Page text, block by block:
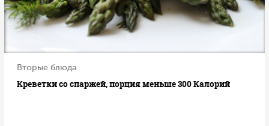
Вторые блюда
Креветки со спаржей, порция меньше 300 Калорий